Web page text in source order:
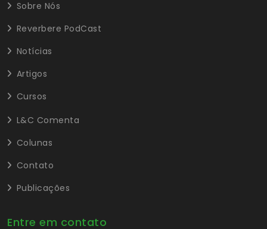
Sobre Nós
Reverbere PodCast
Notícias
Artigos
Cursos
L&C Comenta
Colunas
Contato
Publicações
Entre em contato